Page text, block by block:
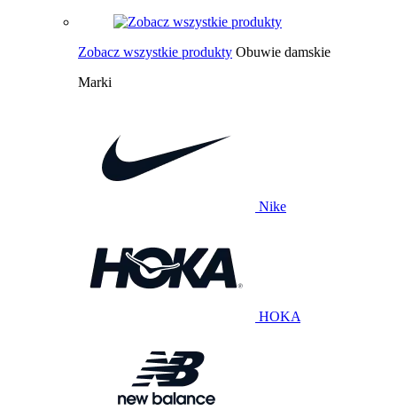
Zobacz wszystkie produkty Obuwie damskie
Marki
Nike
HOKA